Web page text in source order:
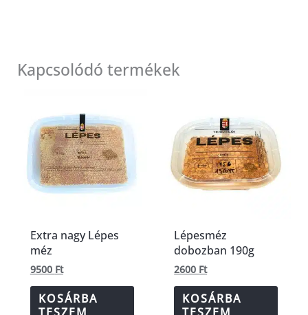
Kapcsolódó termékek
Extra nagy Lépes
méz
9500 Ft
KOSÁRBA
Lépesméz
dobozban 190g
2600 Ft
KOSÁRBA